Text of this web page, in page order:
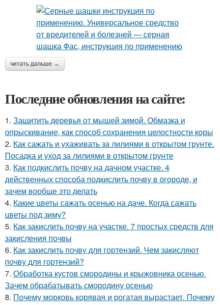
читать дальше →
Последние обновления на сайте:
1. Защитить деревья от мышей зимой. Обмазка и
опрыскивание, как способ сохранения целостности коры
2. Как сажать и ухаживать за лилиями в открытом грунте.
Посадка и уход за лилиями в открытом грунте
3. Как подкислить почву на дачном участке. 4
действенных способа подкислить почву в огороде, и
зачем вообще это делать
4. Какие цветы сажать осенью на даче. Когда сажать
цветы под зиму?
5. Как закислить почву на участке. 7 простых средств для
закисления почвы
6. Как закислить почву для гортензий. Чем закисляют
почву для гортензий?
7. Обработка кустов смородины и крыжовника осенью.
Зачем обрабатывать смородину осенью
8. Почему морковь корявая и рогатая вырастает. Почему